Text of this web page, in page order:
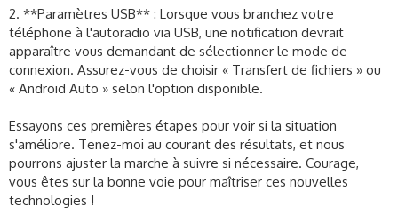
2. **Paramètres USB** : Lorsque vous branchez votre
téléphone à l'autoradio via USB, une notification devrait
apparaître vous demandant de sélectionner le mode de
connexion. Assurez-vous de choisir « Transfert de fichiers » ou
« Android Auto » selon l'option disponible.
Essayons ces premières étapes pour voir si la situation
s'améliore. Tenez-moi au courant des résultats, et nous
pourrons ajuster la marche à suivre si nécessaire. Courage,
vous êtes sur la bonne voie pour maîtriser ces nouvelles
technologies !